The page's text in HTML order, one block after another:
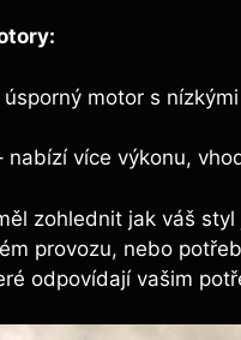
úsporný motor s
nabízí více výkonu,
zohlednit jak váš
provozu, nebo
odpovídají vašim